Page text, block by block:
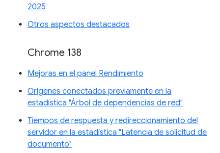
2025
Otros aspectos destacados
Chrome 138
Mejoras en el panel Rendimiento
Orígenes conectados previamente en la
estadística "Árbol de dependencias de red"
Tiempos de respuesta y redireccionamiento del
servidor en la estadística "Latencia de solicitud de
documento"